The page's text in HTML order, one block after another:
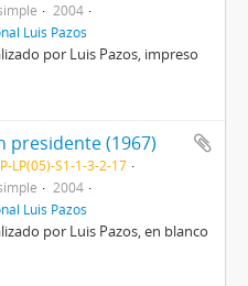
2004
Luis Pazos
por Luis Pazos, impreso
presidente (1967)
LP(05)-S1-1-3-2-17
2004
Luis Pazos
por Luis Pazos, en blanco